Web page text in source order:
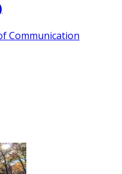
Communication